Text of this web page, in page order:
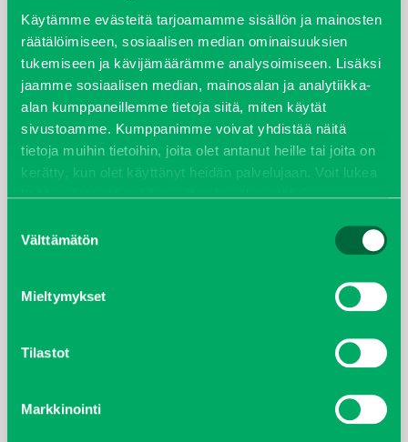
Käytämme evästeitä tarjoamamme sisällön ja mainosten
räätälöimiseen, sosiaalisen median ominaisuuksien
tukemiseen ja kävijämäärämme analysoimiseen. Lisäksi
jaamme sosiaalisen median, mainosalan ja analytiikka-
alan kumppaneillemme tietoja siitä, miten käytät
sivustoamme. Kumppanimme voivat yhdistää näitä
tietoja muihin tietoihin, joita olet antanut heille tai joita on
kerätty, kun olet käyttänyt heidän palvelujaan. Voit lukea
lisää evästeistä sekä muuttaa hyväksyntääsievästeet
valinta
Välttämätön
Mieltymykset
Tilastot
Markkinointi
elokuu 2024
syyskuu 2023
joulukuu 2022
huhtikuu 2022
helmikuu 2022
joulukuu 2021
lokakuu 2021